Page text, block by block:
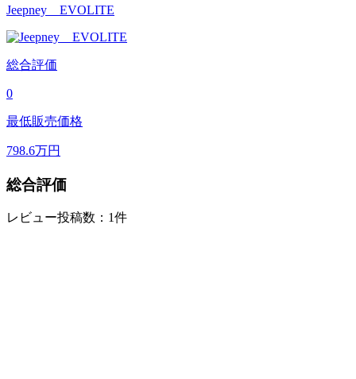
Jeepney EVOLITE
総合評価
0
最低販売価格
798.6万円
総合評価
レビュー投稿数：1件